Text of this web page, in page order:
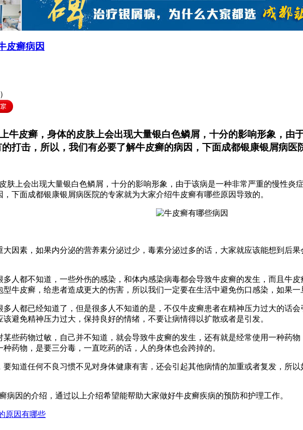
皮癣病因
牛皮癣，身体的皮肤上会出现大量银白色鳞屑，十分的影响形象，由
打击，所以，我们有必要了解牛皮癣的病因，下面成都银康银屑病医
肤上会出现大量银白色鳞屑，十分的影响形象，由于该病是一种非常严重的慢性炎
下面成都银康银屑病医院的专家就为大家介绍牛皮癣有哪些原因导致的。
因素，如果内分泌的营养素分泌过少，毒素分泌过多的话，大家就应该能想到后
人都不知道，一些外伤的感染，和体内感染病毒都会导致牛皮癣的发生，而且牛
牛皮癣，给患者造成更大的伤害，所以我们一定要在生活中避免伤口感染，如果
人都已经知道了，但是很多人不知道的是，不仅牛皮癣患者在精神压力过大的话
避免精神压力过大，保持良好的情绪，不要让病情得以扩散或者是引发。
些药物过敏，自己并不知道，就会导致牛皮癣的发生，还有就是经常使用一种药
药物，是要三分毒，一直吃药的话，人的身体也会跨掉的。
知道任何不良习惯不见对身体健康有害，还会引起其他病情的加重或者复发，所
病因的介绍，通过以上介绍希望能帮助大家做好牛皮癣疾病的预防和护理工作。
原因有哪些